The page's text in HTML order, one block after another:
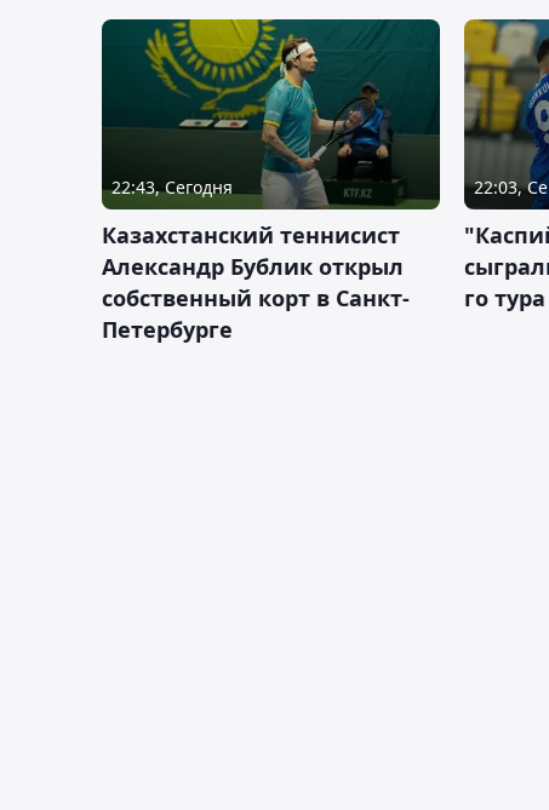
22:43, Сегодня
Казахстанский теннисист
Александр Бублик открыл
собственный корт в Санкт-
Петербурге
22:03,
го